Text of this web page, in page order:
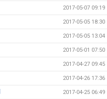
2017-05-07 09:19
2017-05-05 18:30
2017-05-05 13:04
2017-05-01 07:50
2017-04-27 09:45
2017-04-26 17:36
2017-04-25 06:49